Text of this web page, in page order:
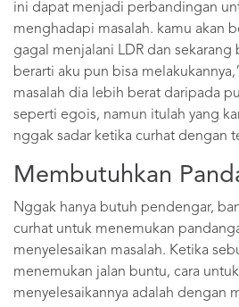
ini dapat menjadi perbandingan
menghadapi masalah. kamu akan
gagal menjalani LDR dan sekarang
berarti aku pun bisa
masalah dia lebih berat daripada
seperti egois, namun itulah yang
nggak sadar ketika curhat dengan
Membutuhkan
Nggak hanya butuh pendengar,
curhat untuk menemukan
menyelesaikan masalah. Ketika
menemukan jalan buntu, cara
menyelesaikannya adalah dengan